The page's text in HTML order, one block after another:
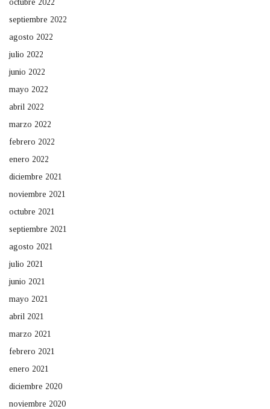
octubre 2022
septiembre 2022
agosto 2022
julio 2022
junio 2022
mayo 2022
abril 2022
marzo 2022
febrero 2022
enero 2022
diciembre 2021
noviembre 2021
octubre 2021
septiembre 2021
agosto 2021
julio 2021
junio 2021
mayo 2021
abril 2021
marzo 2021
febrero 2021
enero 2021
diciembre 2020
noviembre 2020